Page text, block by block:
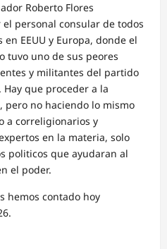
Roberto Flores
personal consular de todos
EEUU y Europa, donde el
tuvo uno de sus peores
y militantes del partido
Hay que proceder a la
pero no haciendo lo mismo
a correligionarios y
en la materia, solo
politicos que ayudaran al
el poder.
hemos contado hoy